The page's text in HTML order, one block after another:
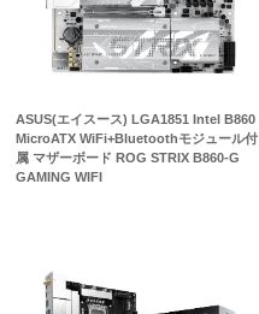
ASUS(エイスース) LGA1851 Intel B860
MicroATX WiFi+Bluetoothモジュール付
属 マザーボード ROG STRIX B860-G
GAMING WIFI